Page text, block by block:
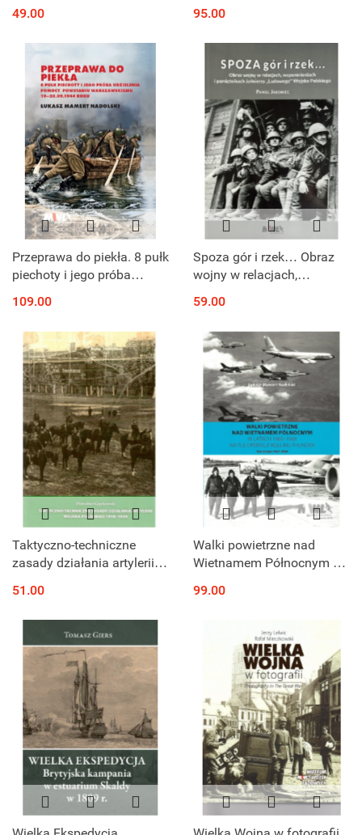
49.00
Strzelców Karpackich
95.00
Przeprawa do piekła. 8 pułk
piechoty i jego próba
Powstaniu
Warszawskiemu 19 - 20.
09.1944 roku
109.00
Spoza gór i rzek… Obraz
wojny w relacjach,
pamiętnikach żołnierzy
„Ludowego” Wojska
Polskiego
59.00
Taktyczno-techniczne
zasady działania artylerii
1939
51.00
Walki powietrzne nad
Wietnamem Północnym w
operacji Rolling Thunder.
99.00